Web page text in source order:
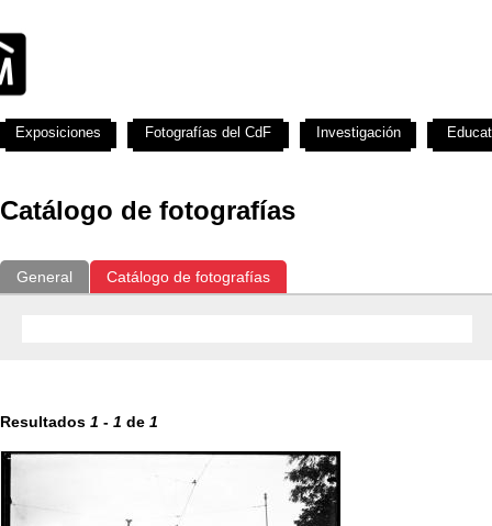
Catálogo de fotografías
General Catálogo de fotografías
Resultados 1 - 1 de 1
Exposiciones Fotografías del CdF Investigación